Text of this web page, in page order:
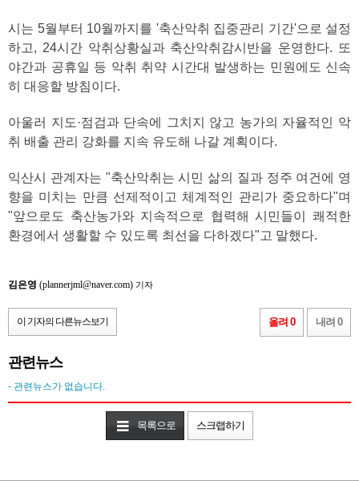
시는 5월부터 10월까지를 '축산악취 집중관리 기간'으로 설정
하고, 24시간 악취상황실과 축산악취감시반을 운영한다. 또
야간과 공휴일 등 악취 취약 시간대 발생하는 민원에도 신속
히 대응할 방침이다.
아울러 지도·점검과 단속에 그치지 않고 농가의 자율적인 악
취 배출 관리 강화를 지속 유도해 나갈 계획이다.
익산시 관계자는 "축산악취는 시민 삶의 질과 정주 여건에 영
향을 미치는 만큼 선제적이고 체계적인 관리가 중요하다"며
"앞으로도 축산농가와 지속적으로 협력해 시민들이 쾌적한
환경에서 생활할 수 있도록 최선을 다하겠다"고 말했다.
김은영 (plannerjml@naver.com) 기자
이 기자의 다른뉴스보기 올려 0 내려 0
관련뉴스
- 관련뉴스가 없습니다.
목록으로 스크랩하기